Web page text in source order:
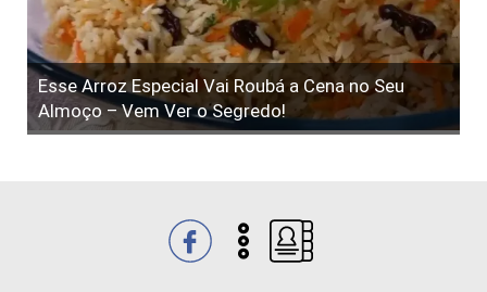
Esse Arroz Especial Vai Roubá a Cena no Seu
Almoço – Vem Ver o Segredo!